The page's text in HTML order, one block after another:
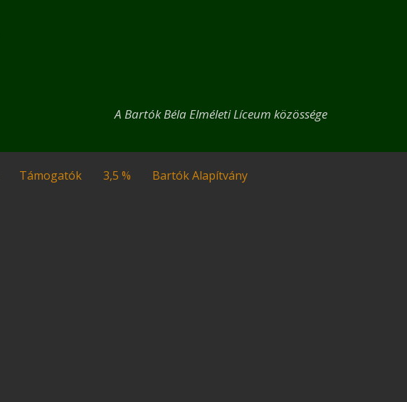
A Bartók Béla Elméleti Líceum közössége
Támogatók 3,5 % Bartók Alapítvány